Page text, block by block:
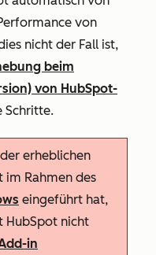
von
nicht der Fall ist,
beim
von HubSpot-
Schritte.
erheblichen
Rahmen des
eingeführt hat,
HubSpot nicht
in